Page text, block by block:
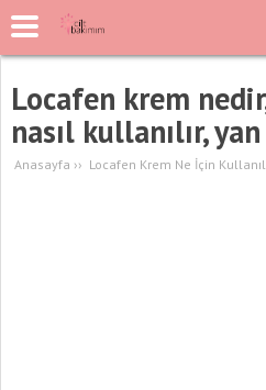
Locafen krem
nasıl kullanılır,
Anasayfa ›› Locafen Krem Ne İçin